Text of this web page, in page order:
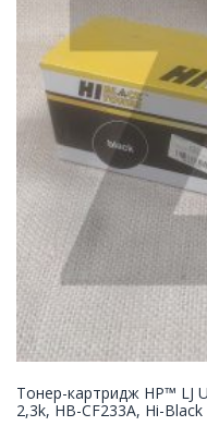
Тонер-картридж HP™ LJ
2,3k, HB-CF233A, Hi-Black